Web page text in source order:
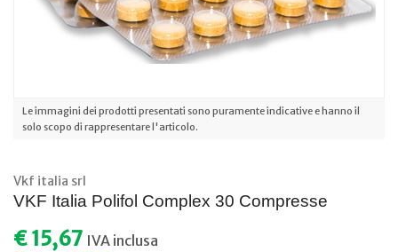
Le immagini dei prodotti presentati sono puramente indicative e hanno il
solo scopo di rappresentare l'articolo.
Vkf italia srl
VKF Italia Polifol Complex 30 Compresse
€ 15,67 IVA inclusa